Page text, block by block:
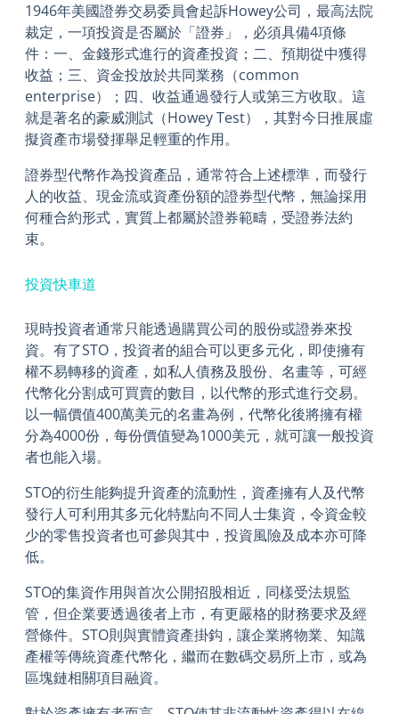
1946年美國證券交易委員會起訴Howey公司，最高法院
裁定，一項投資是否屬於「證券」，必須具備4項條
件：一、金錢形式進行的資產投資；二、預期從中獲得
收益；三、資金投放於共同業務（common
enterprise）；四、收益通過發行人或第三方收取。這
就是著名的豪威測試（Howey Test），其對今日推展虛
擬資產市場發揮舉足輕重的作用。
證券型代幣作為投資產品，通常符合上述標準，而發行
人的收益、現金流或資產份額的證券型代幣，無論採用
何種合約形式，實質上都屬於證券範疇，受證券法約
束。
投資快車道
現時投資者通常只能透過購買公司的股份或證券來投
資。有了STO，投資者的組合可以更多元化，即使擁有
權不易轉移的資產，如私人債務及股份、名畫等，可經
代幣化分割成可買賣的數目，以代幣的形式進行交易。
以一幅價值400萬美元的名畫為例，代幣化後將擁有權
分為4000份，每份價值變為1000美元，就可讓一般投資
者也能入場。
STO的衍生能夠提升資產的流動性，資產擁有人及代幣
發行人可利用其多元化特點向不同人士集資，令資金較
少的零售投資者也可參與其中，投資風險及成本亦可降
低。
STO的集資作用與首次公開招股相近，同樣受法規監
管，但企業要透過後者上市，有更嚴格的財務要求及經
營條件。STO則與實體資產掛鈎，讓企業將物業、知識
產權等傳統資產代幣化，繼而在數碼交易所上市，或為
區塊鏈相關項目融資。